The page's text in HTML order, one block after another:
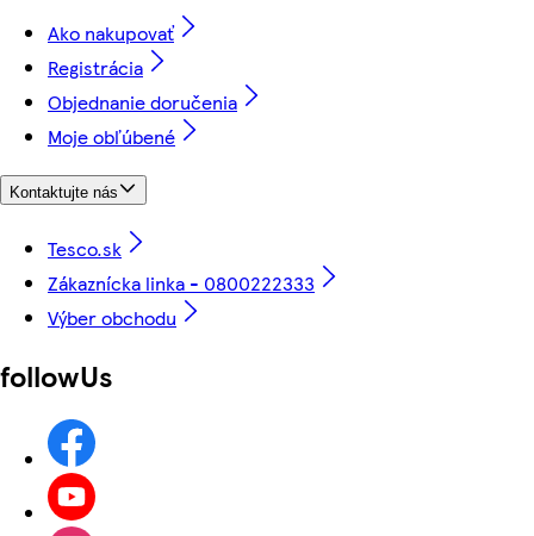
Ako nakupovať
Registrácia
Objednanie doručenia
Moje obľúbené
Kontaktujte nás
Tesco.sk
Zákaznícka linka - 0800222333
Výber obchodu
followUs